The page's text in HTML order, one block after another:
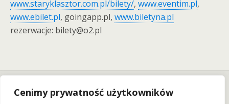
Cenimy prywatność użytkowników
www.staryklasztor.com.pl/bilety/, www.eventim.pl,
www.ebilet.pl, goingapp.pl, www.biletyna.pl
rezerwacje: bilety@o2.pl
Kup Voucher Biletowy Na
Szanty W Starym Klasztorze -